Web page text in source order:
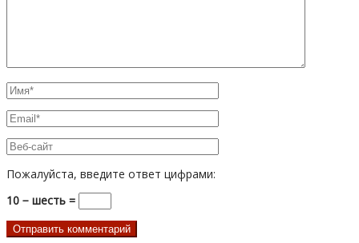
Пожалуйста, введите ответ цифрами:
10 − шесть =